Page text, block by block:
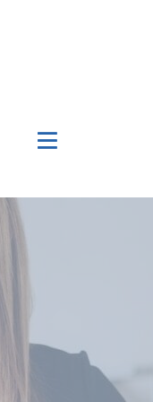
Navigation